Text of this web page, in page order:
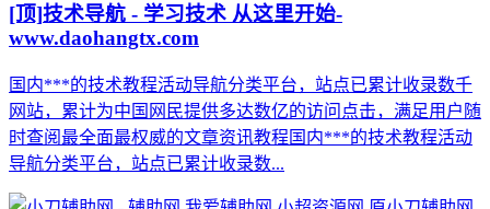
[顶]技术导航 - 学习技术 从这里开始-
www.daohangtx.com
国内***的技术教程活动导航分类平台，站点已累计收录数千
网站，累计为中国网民提供多达数亿的访问点击，满足用户随
时查阅最全面最权威的文章资讯教程国内***的技术教程活动
导航分类平台，站点已累计收录数...